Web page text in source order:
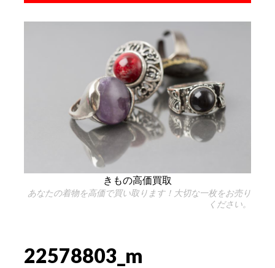
きもの高価買取
あなたの着物を高価で買い取ります！大切な一枚をお売り
ください。
22578803_m